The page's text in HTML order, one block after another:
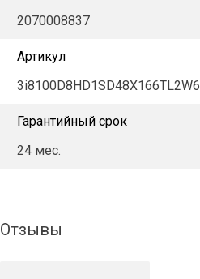
2070008837
Артикул
3i8100D8HD1SD48X166TL2W6
Гарантийный срок
24 мес.
Отзывы